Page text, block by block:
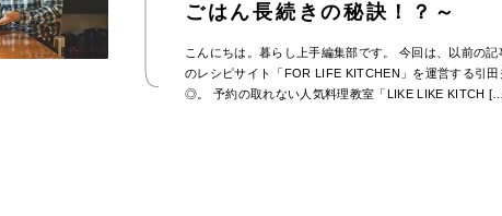
ごはん長続きの秘訣！？～
こんにちは。暮らし上手編集部です。 今回は、以前の
のレシピサイト「FOR LIFE KITCHEN」を運営する引
◎。 予約の取れない人気料理教室「LIKE LIKE KITCH